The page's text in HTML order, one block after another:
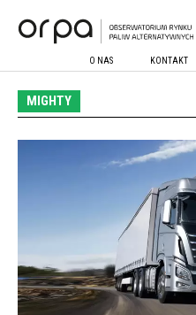
O NAS KONTAKT
MIGHTY